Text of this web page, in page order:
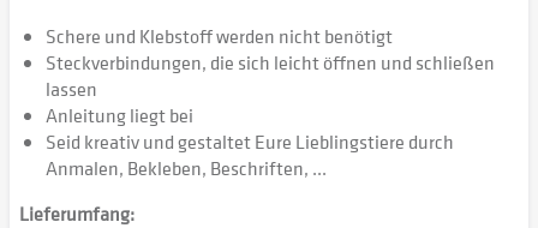
Schere und Klebstoff werden nicht benötigt
Steckverbindungen, die sich leicht öffnen und schließen
lassen
Anleitung liegt bei
Seid kreativ und gestaltet Eure Lieblingstiere durch
Anmalen, Bekleben, Beschriften, ...
Lieferumfang: